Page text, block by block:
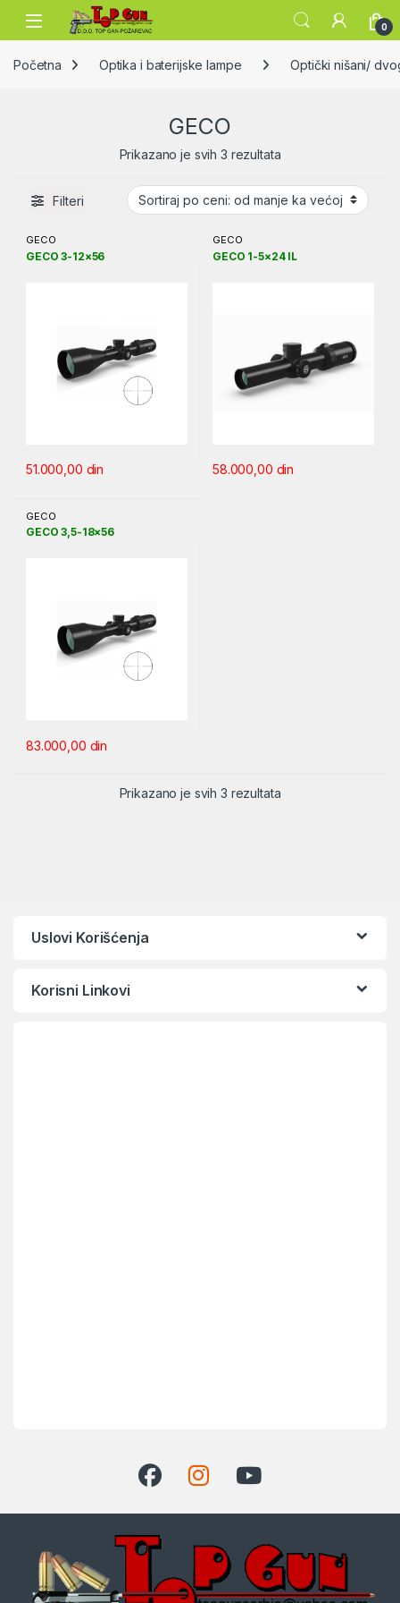
Skip to navigation
Skip to content
Open 0
Početna Optika i baterijske lampe Optički nišani/
GECO
Prikazano je svih 3 rezultataSortirano po ceni:
Filteri
GECO
GECO 3-12×56
51.000,00 din
GECO
GECO 1-5×24 IL
58.000,00 din
GECO
GECO 3,5-18×56
83.000,00 din
Prikazano je svih 3 rezultataSortirano po ceni:
Uslovi Korišćenja
Korisni Linkovi